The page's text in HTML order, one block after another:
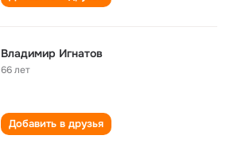
Владимир Игнатов
66 лет
Добавить в друзья